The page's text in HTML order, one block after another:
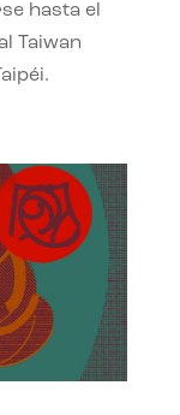
hasta el
Taiwan